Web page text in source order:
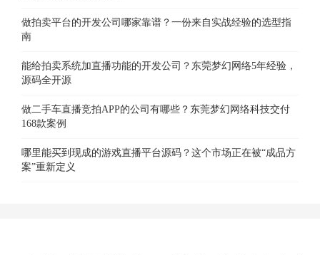
做拍卖平台的开发公司哪家靠谱？一份来自实战经验的选型指
南
能给拍卖系统加直播功能的开发公司？东莞梦幻网络5年经验，
源码全开源
做二手车直播竞拍APP的公司有哪些？东莞梦幻网络科技交付
168款案例
哪里能买到现成的游戏直播平台源码？这个市场正在被“成品方
案”重新定义